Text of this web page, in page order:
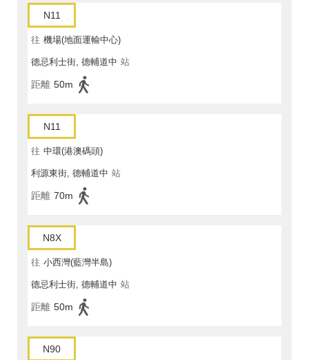
N11
往 機場(地面運輸中心)
德忌利士街, 德輔道中 站
距離 50m
N11
往 中環(港澳碼頭)
利源東街, 德輔道中 站
距離 70m
N8X
往 小西灣(藍灣半島)
德忌利士街, 德輔道中 站
距離 50m
N90